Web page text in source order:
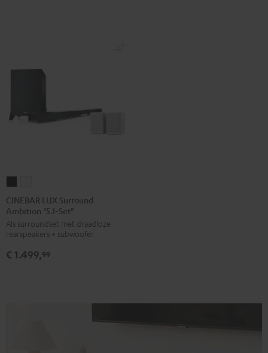
LUX
Surround
Ambition
"5.1-
Set"
LUX
Surround
Ambition
"5.1-
Set"
CINEBAR LUX Surround
Ambition "5.1-Set"
Als surroundset met draadloze
rearspeakers + subwoofer
€ 1.499,99